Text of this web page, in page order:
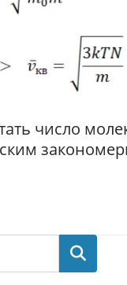
число
Поиск